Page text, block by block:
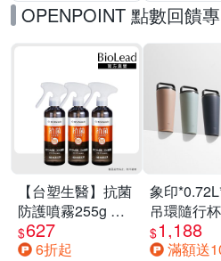
OPENPOINT 點數回饋
【台塑生醫】抗菌
防護噴霧255g 三
入組
$627
6折起
象印
吊環隨行
LA72H)
$1,188
滿額送